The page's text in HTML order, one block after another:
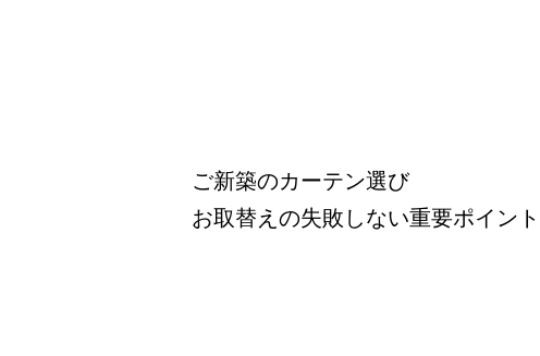
ご新築のカーテン選び
お取替えの失敗しない重要ポイント